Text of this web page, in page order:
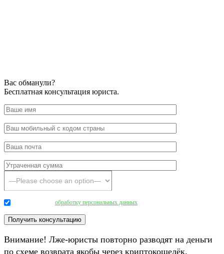
Вас обманули?
Бесплатная консультация юриста.
обработку персональных данных
Внимание! Лже-юристы повторно разводят на деньги
по схеме возврата якобы через криптокошелёк.